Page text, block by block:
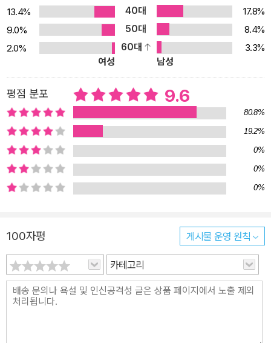
13.4%
40대
17.8%
9.0%
50대
8.4%
2.0%
60대
3.3%
여성
남성
평점 분포 9.6
80.8%
19.2%
0%
0%
0%
100자평 게시물 운영 원칙
카테고리